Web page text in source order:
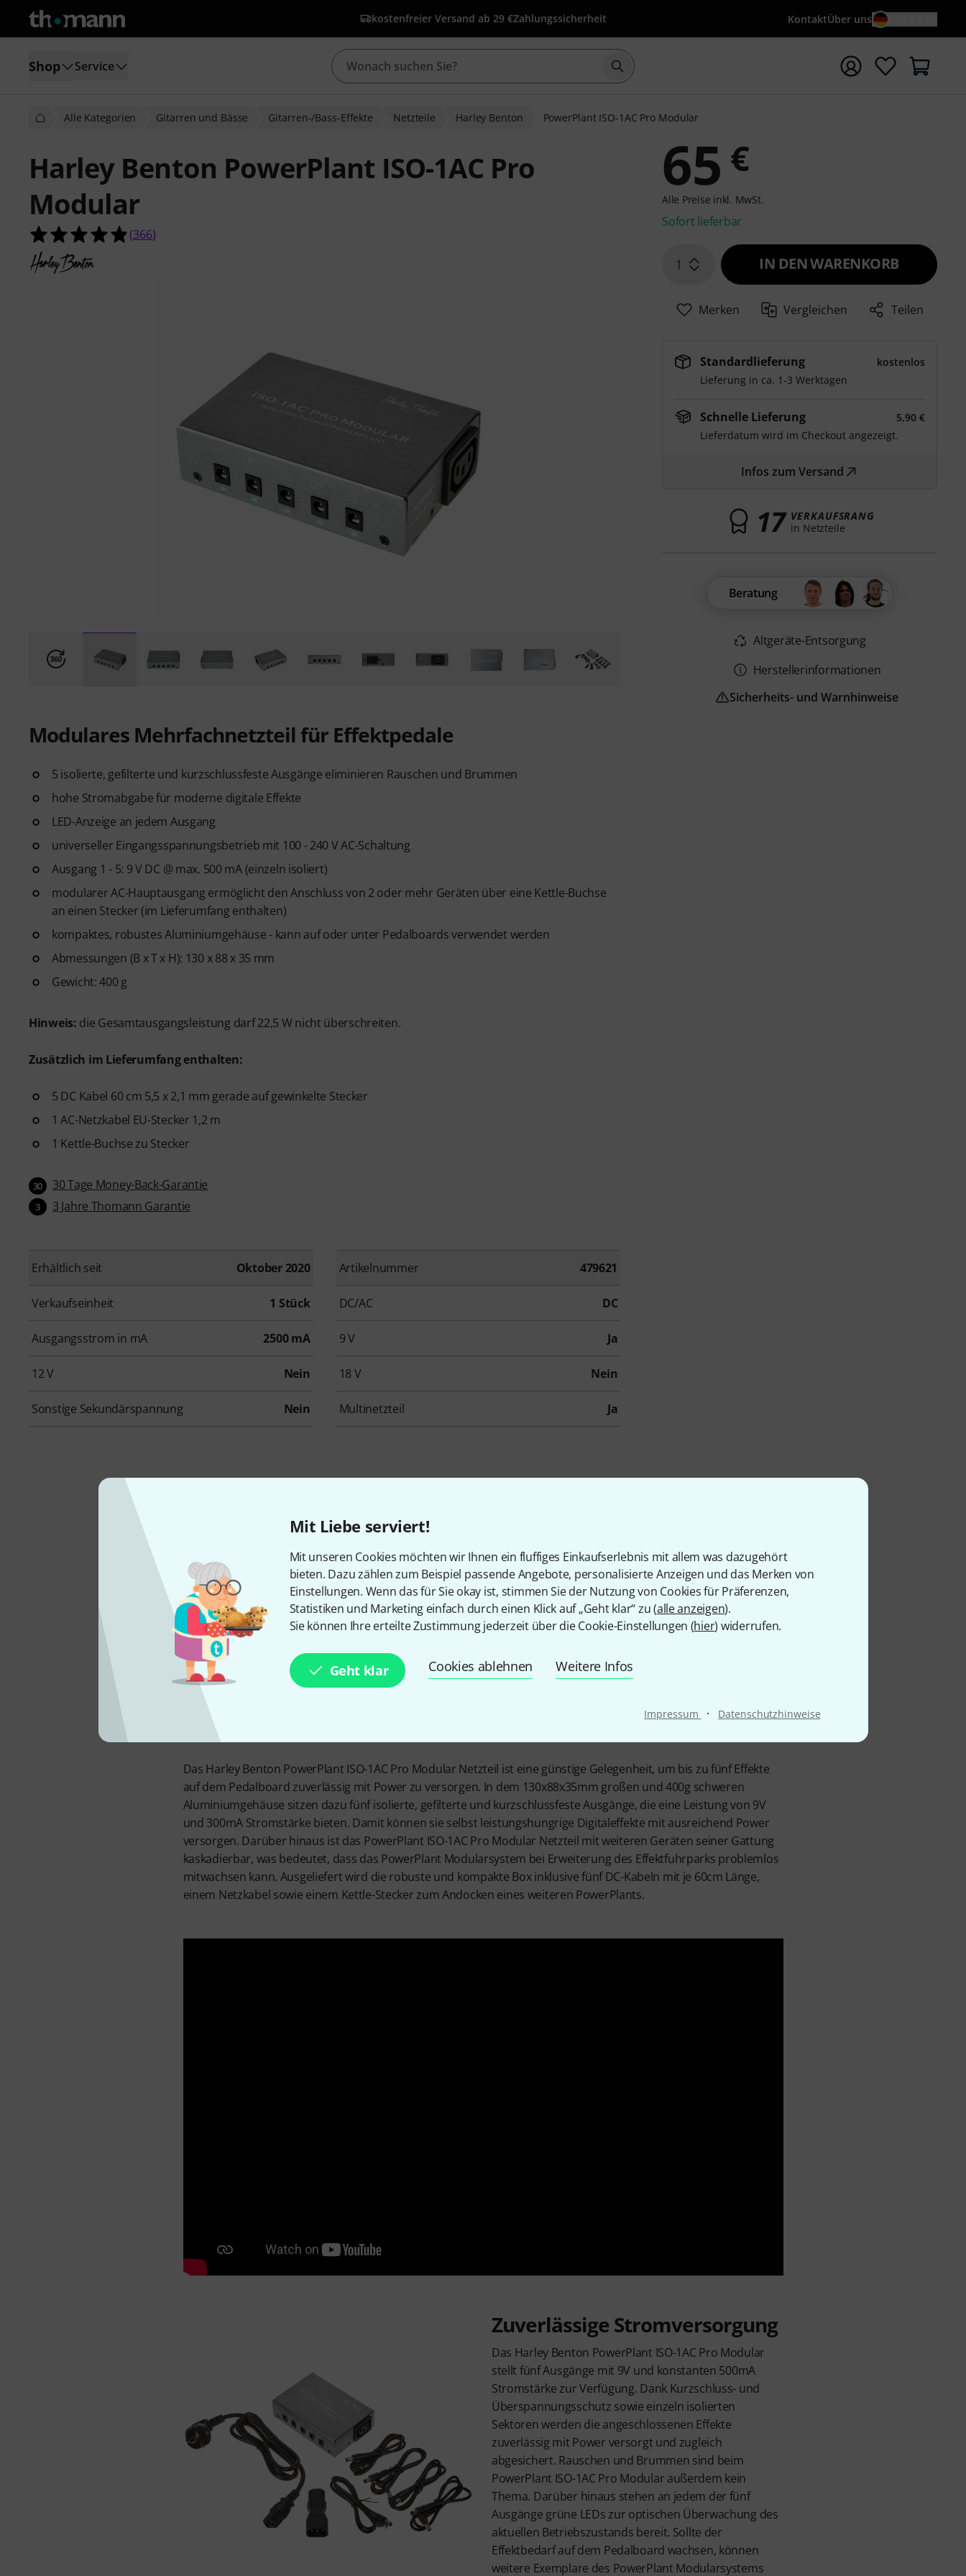
Mit Liebe serviert!
Mit unseren Cookies möchten wir Ihnen ein fluffiges Einkaufserlebnis mit allem was dazugehört
bieten. Dazu zählen zum Beispiel passende Angebote, personalisierte Anzeigen und das Merken von
Einstellungen. Wenn das für Sie okay ist, stimmen Sie der Nutzung von Cookies für Präferenzen,
Statistiken und Marketing einfach durch einen Klick auf „Geht klar“ zu (alle anzeigen).
Sie können Ihre erteilte Zustimmung jederzeit über die Cookie-Einstellungen (hier) widerrufen.
Geht klar Cookies ablehnen Weitere Infos
Impressum · Datenschutzhinweise
kostenfreier Versand ab 29 €Zahlungssicherheit KontaktÜber uns
Shop Service Suche mit Suchwort {searchTerm} starten
Alle Kategorien Gitarren und Bässe Gitarren-/Bass-Effekte Netzteile Harley Benton PowerPlant ISO-1AC Pro Modular
Harley Benton PowerPlant ISO-1AC Pro
Modular
4.8 von 5 Sternen aus 366 Kundenbewertungen
(366)
Modulares Mehrfachnetzteil für Effektpedale
5 isolierte, gefilterte und kurzschlussfeste Ausgänge eliminieren Rauschen und Brummen
hohe Stromabgabe für moderne digitale Effekte
LED-Anzeige an jedem Ausgang
universeller Eingangsspannungsbetrieb mit 100 - 240 V AC-Schaltung
Ausgang 1 - 5: 9 V DC @ max. 500 mA (einzeln isoliert)
modularer AC-Hauptausgang ermöglicht den Anschluss von 2 oder mehr Geräten über eine Kettle-Buchse
an einen Stecker (im Lieferumfang enthalten)
kompaktes, robustes Aluminiumgehäuse - kann auf oder unter Pedalboards verwendet werden
Abmessungen (B x T x H): 130 x 88 x 35 mm
Gewicht: 400 g
Hinweis: die Gesamtausgangsleistung darf 22,5 W nicht überschreiten.
Zusätzlich im Lieferumfang enthalten:
5 DC Kabel 60 cm 5,5 x 2,1 mm gerade auf gewinkelte Stecker
1 AC-Netzkabel EU-Stecker 1,2 m
1 Kettle-Buchse zu Stecker
30 30 Tage Money-Back-Garantie
3 3 Jahre Thomann Garantie
Erhältlich seit Oktober 2020 Artikelnummer 479621
Verkaufseinheit 1 Stück DC/AC DC
Ausgangsstrom in mA 2500 mA 9 V Ja
12 V Nein 18 V Nein
Sonstige Sekundärspannung Nein Multinetzteil Ja
65 €
Alle Preise inkl. MwSt.
Sofort lieferbar
1 IN DEN WARENKORB
Merken Vergleichen Teilen
Standardlieferung
kostenlos
Lieferung in ca. 1-3 Werktagen
Schnelle Lieferung
5,90 €
Lieferdatum wird im Checkout angezeigt.
Infos zum Versand
17 VERKAUFSRANG
in Netzteile
Beratung
Altgeräte-Entsorgung
Herstellerinformationen
Sicherheits- und Warnhinweise
Kaskadierbares
Netzteil für bis zu
fünf Effekte
Das Harley Benton PowerPlant ISO-1AC Pro Modular Netzteil ist eine günstige Gelegenheit, um bis zu fünf Effekte
auf dem Pedalboard zuverlässig mit Power zu versorgen. In dem 130x88x35mm großen und 400g schweren
Aluminiumgehäuse sitzen dazu fünf isolierte, gefilterte und kurzschlussfeste Ausgänge, die eine Leistung von 9V
und 300mA Stromstärke bieten. Damit können sie selbst leistungshungrige Digitaleffekte mit ausreichend Power
versorgen. Darüber hinaus ist das PowerPlant ISO-1AC Pro Modular Netzteil mit weiteren Geräten seiner Gattung
kaskadierbar, was bedeutet, dass das PowerPlant Modularsystem bei Erweiterung des Effektfuhrparks problemlos
mitwachsen kann. Ausgeliefert wird die robuste und kompakte Box inklusive fünf DC-Kabeln mit je 60cm Länge,
einem Netzkabel sowie einem Kettle-Stecker zum Andocken eines weiteren PowerPlants.
Zuverlässige Stromversorgung
Das Harley Benton PowerPlant ISO-1AC Pro Modular
stellt fünf Ausgänge mit 9V und konstanten 500mA
Stromstärke zur Verfügung. Dank Kurzschluss- und
Überspannungsschutz sowie einzeln isolierten
Sektoren werden die angeschlossenen Effekte
zuverlässig mit Power versorgt und zugleich
abgesichert. Rauschen und Brummen sind beim
PowerPlant ISO-1AC Pro Modular außerdem kein
Thema. Darüber hinaus stehen an jedem der fünf
Ausgänge grüne LEDs zur optischen Überwachung des
aktuellen Betriebszustands bereit. Sollte der
Effektbedarf auf dem Pedalboard wachsen, können
weitere Exemplare des PowerPlant Modularsystems